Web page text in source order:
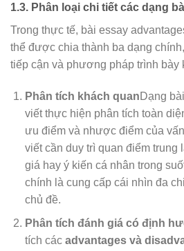
1.3. Phân loại chi tiết các dạng
Trong thực tế, bài essay
thể được chia thành ba dạng
tiếp cận và phương pháp trình bày
Phân tích khách quanDạng
viết thực hiện phân tích toàn
ưu điểm và nhược điểm của
viết cần duy trì quan điểm trung
giá hay ý kiến cá nhân trong
chính là cung cấp cái nhìn đa
chủ đề.
Phân tích đánh giá có định
tích các advantages và